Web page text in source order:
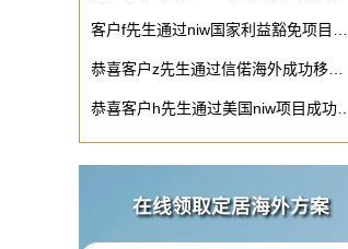
客户f先生通过niw国家利益豁免项目…
恭喜客户z先生通过信偌海外成功移…
恭喜客户h先生通过美国niw项目成功…
在线领取定居海外方案